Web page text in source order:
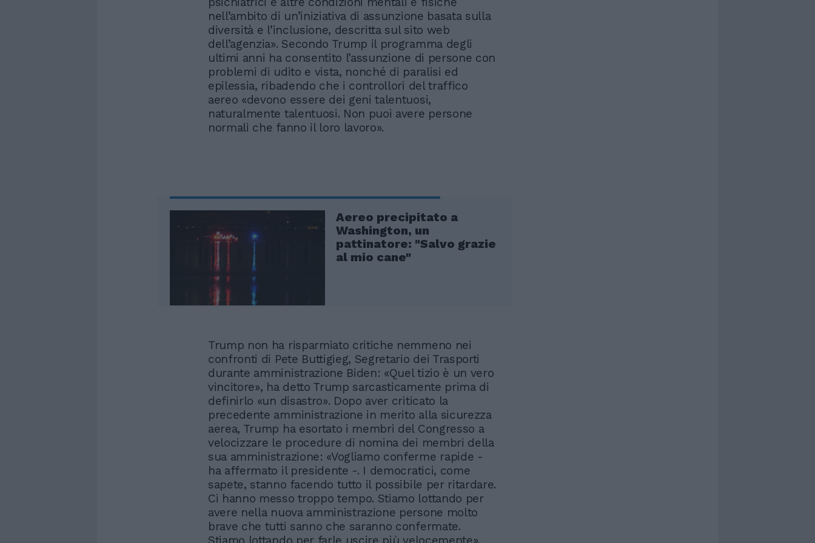
nell’ambito di un’iniziativa di assunzione basata sulla
diversità e l’inclusione, descritta sul sito web
dell’agenzia». Secondo Trump il programma degli
ultimi anni ha consentito l’assunzione di persone con
problemi di udito e vista, nonché di paralisi ed
epilessia, ribadendo che i controllori del traffico
aereo «devono essere dei geni talentuosi,
naturalmente talentuosi. Non puoi avere persone
normali che fanno il loro lavoro».
Aereo precipitato a
Washington, un
pattinatore: "Salvo grazie
al mio cane"
Trump non ha risparmiato critiche nemmeno nei
confronti di Pete Buttigieg, Segretario dei Trasporti
durante amministrazione Biden: «Quel tizio è un vero
vincitore», ha detto Trump sarcasticamente prima di
definirlo «un disastro». Dopo aver criticato la
precedente amministrazione in merito alla sicurezza
aerea, Trump ha esortato i membri del Congresso a
velocizzare le procedure di nomina dei membri della
sua amministrazione: «Vogliamo conferme rapide -
ha affermato il presidente -. I democratici, come
sapete, stanno facendo tutto il possibile per ritardare.
Ci hanno messo troppo tempo. Stiamo lottando per
avere nella nuova amministrazione persone molto
brave che tutti sanno che saranno confermate.